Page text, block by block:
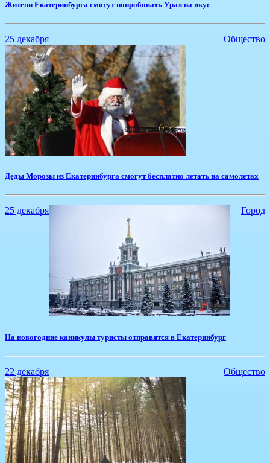
Жители Екатеринбурга смогут попробовать Урал на вкус
25 декабря Общество
Деды Морозы из Екатеринбурга смогут бесплатно летать на самолетах
25 декабря Город
На новогодние каникулы туристы отправятся в Екатеринбург
22 декабря Общество